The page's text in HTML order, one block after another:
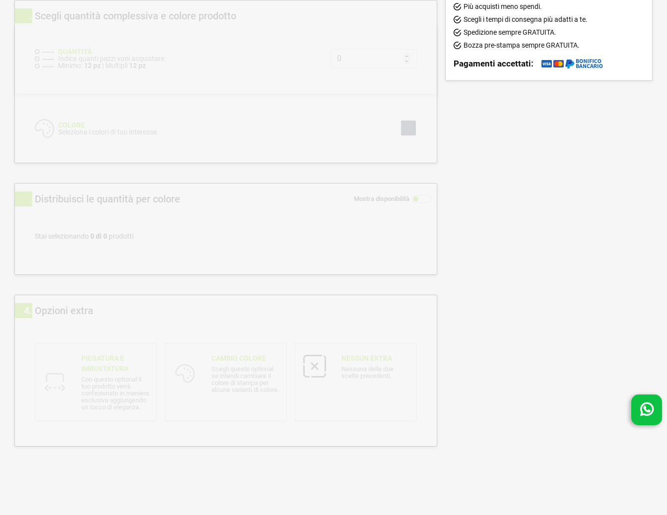
Scegli quantità complessiva e colore prodotto
QUANTITÀ
Indica quanti pezzi vuoi acquistare.
Minimo: 12 pz | Multipli 12 pz
COLORE
Seleziona i colori di tuo interesse.
Distribuisci le quantità per colore Mostra disponibilità
Stai selezionando 0 di 0 prodotti
4 Opzioni extra
PIEGATURA E
IMBUSTATURA
Con questo optional il
tuo prodotto verrà
confezionato in maniera
esclusiva aggiungendo
un tocco di eleganza.
CAMBIO COLORE
Scegli questo optional
se intendi cambiare il
colore di stampa per
alcune varianti di colore.
NESSUN EXTRA
Nessuna delle due
scelte precedenti.
Più acquisti meno spendi.
Scegli i tempi di consegna più adatti a te.
Spedizione sempre GRATUITA.
Bozza pre-stampa sempre GRATUITA.
Pagamenti accettati: